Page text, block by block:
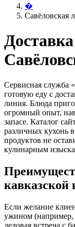
�
Савёловская
Сервисная служба
готовую еду с
линия. Блюда
огромный опыт,
запасе. Каталог
различных кухонь
продуктов не
кулинарным
кавказской
Если желание
ужином (например,
деловая встреча с